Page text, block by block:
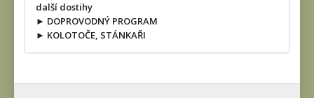
další dostihy
► DOPROVODNÝ PROGRAM
► KOLOTOČE, STÁNKAŘI